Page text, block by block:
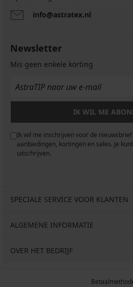
info@astratex.nl
Newsletter
Mis geen enkele korting
IK WIL ME
Ik wil me inschrijven voor de
aanbiedingen, kortingen en sales. Je
uitschrijven.
SPECIALE SERVICE VOOR KLANTEN
ALGEMENE INFORMATIE
OVER HET BEDRIJF